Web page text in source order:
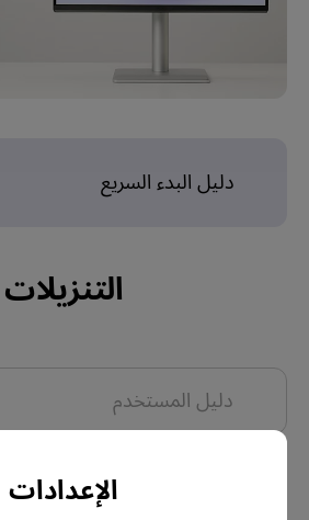
الإعدادات
دليل البدء السريع
التنزيلات
دليل المستخدم
Display Pilot 2